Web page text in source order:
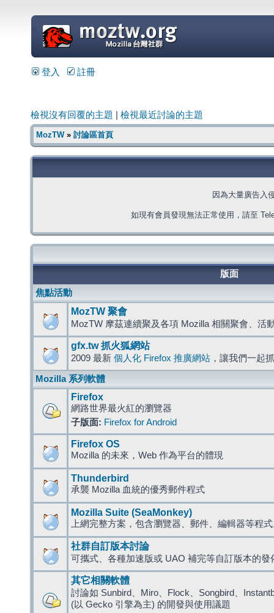
=
登入 註冊
檢視沒有回覆的主題 檢視最近討論的主題
MozTW» 討論區首頁
因為大量廣告入
如現有會員發現無法正常使用，請至
版面
焦點活動
MozTW 聚會
MozTW 摩茲連續聚及各項 Mozilla 相關聚會、活
gfx.tw 抓火狐網站
2009 最新 個人化 Firefox 推廣網站 ，讓我們一起
Mozilla 系列軟體
Firefox
網路世界最火紅的瀏覽器
子版面: Firefox for Android
Firefox OS
Mozilla 的未來，Web 作為平台的體現
Thunderbird
承襲 Mozilla 血統的優秀郵件程式
Mozilla Suite (SeaMonkey)
上網完整方案，包含瀏覽器、郵件、編輯器等程
社群自訂版本討論
可攜式、各種加速版或 UAO 補完等自訂版本的發
其它相關軟體
討論如 Sunbird、Miro、Flock、Songbird、
(以 Gecko 引擎為主) 的開發與使用議題